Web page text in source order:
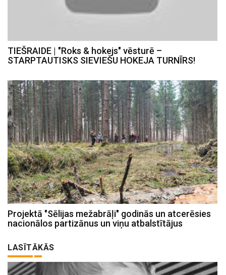
TIEŠRAIDE | "Roks & hokejs" vēsturē –
STARPTAUTISKS SIEVIEŠU HOKEJA TURNĪRS!
Projektā "Sēlijas mežabrāļi" godinās un atcerēsies
nacionālos partizānus un viņu atbalstītājus
LASĪTĀKĀS